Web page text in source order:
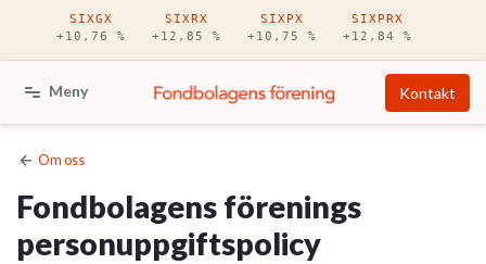
Hoppa till huvudinnehåll
SIXGX
+10,76 %
SIXRX
+12,85 %
SIXPX
+10,75 %
SIXPRX
+12,84 %
Meny Kontakt
Om oss
Fondbolagens förenings
personuppgiftspolicy